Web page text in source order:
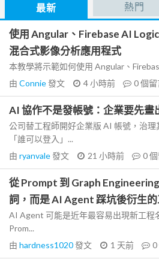
最新 熱門
使用 Angular、Firebase AI
混合式影像分析應用程式
本教學將示範如何使用 Angular、
由 Connie發文 4 小時前 0個留
AI 協作不是發帳號：企業要先畫
公司替工程師開好企業版 AI 帳號，治
「誰可以登入」...
由 ryanvale發文 21 小時前 0
從 Prompt 到 Graph
詞，而是 AI Agent 踩坑後衍生
AI Agent 可能是近年最容易出現新工程
Prom...
由 hardness1020發文 1 天前 0